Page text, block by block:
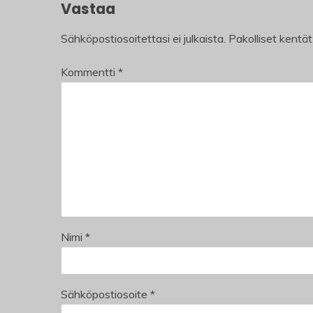
Vastaa
Sähköpostiosoitettasi ei julkaista. Pakolliset
Kommentti *
Nimi *
Sähköpostiosoite *